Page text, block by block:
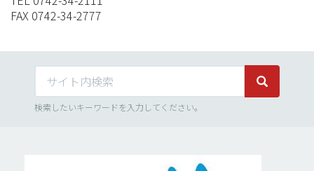
FAX 0742-34-2777
サイト内検索 サイト内
検索したいキーワードを入力してください。